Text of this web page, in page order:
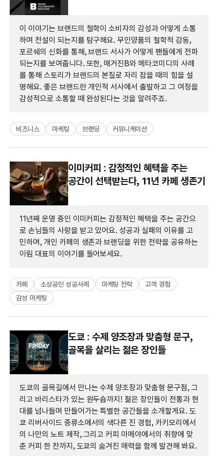
이 이야기는 브랜드의 철학이 소비자의 감성과 어떻게 소통
하며 전설이 되는지를 탐구해요. 무인양품의 철학적 감동,
포르쉐의 신화를 통해, 브랜드 서사가 어떻게 팬들에게 전파
되는지를 보여줍니다. 또한, 매거진B와 메타코미디의 사례
를 통해 스토리가 브랜드의 본질로 자리 잡을 때의 힘을 설
명해요. 좋은 브랜드란 개인적 서사에서 출발하고 그 여정을
감성적으로 소통할 때 완성된다는 것을 알려주죠.
비즈니스 마케팅 브랜딩 커뮤니케이션
이미커피 : 감정적인 혜택을 주는
공간이 선택받는다, 11년 카페 생존기
11년째 운영 중인 이미커피는 감정적인 혜택을 주는 공간으
로 손님들의 사랑을 받고 있어요. 성공과 실패의 이유를 고
민하며, 개인 카페의 생존과 브랜딩을 위한 전략을 공유하는
이림 대표의 이야기를 들어보세요.
카페 소상공인 성공사례 마케팅 전략
고객 경험
감성 마케팅
도쿄 : 수제 양조장과 맞춤형 문구,
골목을 살리는 젊은 장인들
도쿄의 골목길에서 만나는 수제 양조장과 맞춤형 문구점, 그
리고 바리스타가 있는 원두숍까지! 젊은 장인들이 전통과 현
대를 넘나들며 만들어가는 특별한 공간들을 소개할게요. 도
쿄 리버사이드 증류소에서의 색다른 진 경험, 카키모리에서
의 나만의 노트 제작, 그리고 커피 마메야에서의 취향에 맞
춘 커피 한 잔까지, 도쿄의 숨겨진 매력을 함께 발견해 봐요.